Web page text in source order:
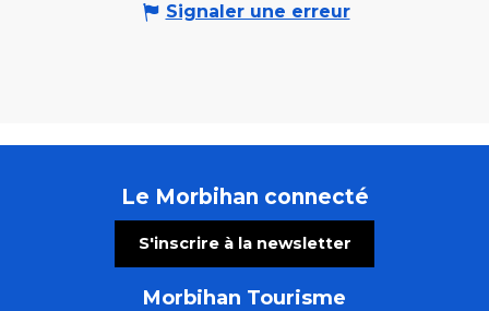
Signaler une erreur
Le Morbihan connecté
S'inscrire à la newsletter
Morbihan Tourisme